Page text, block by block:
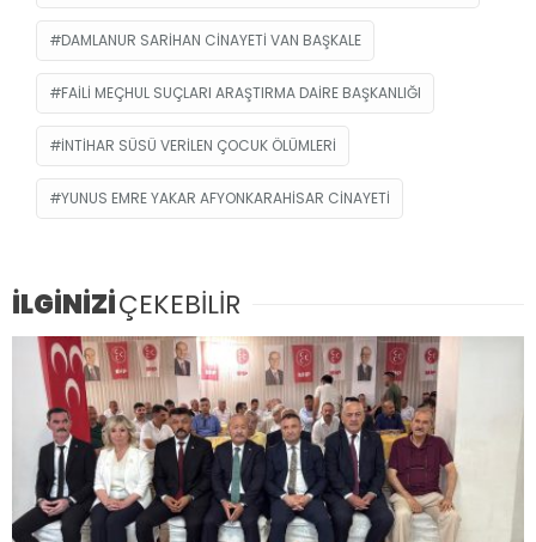
DAMLANUR SARIHAN CINAYETI VAN BAŞKALE
FAILI MEÇHUL SUÇLARI ARAŞTIRMA DAIRE BAŞKANLIĞI
INTIHAR SÜSÜ VERILEN ÇOCUK ÖLÜMLERI
YUNUS EMRE YAKAR AFYONKARAHISAR CINAYETI
İLGİNİZİÇEKEBİLİR